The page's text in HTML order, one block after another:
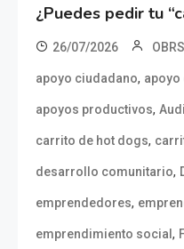
¿Puedes pedir tu
26/07/2026
apoyo ciudadano, apoyo
apoyos productivos,
carrito de hot dogs,
desarrollo comunitario,
emprendedores,
emprendimiento social ,